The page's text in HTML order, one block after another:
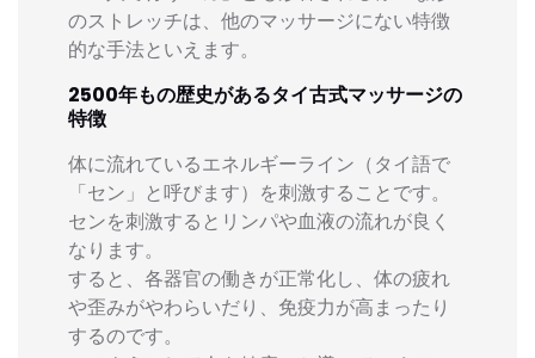
のストレッチは、他のマッサージにない特徴
的な手法といえます。
2500年もの歴史があるタイ古式マッサージの
特徴
体に流れているエネルギーライン（タイ語で
「セン」と呼びます）を刺激することです。
センを刺激するとリンパや血液の流れが良く
なります。
すると、各器官の働きが正常化し、体の疲れ
や歪みがやわらいだり、免疫力が高まったり
するのです。